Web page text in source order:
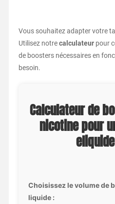
Vous souhaitez adapter votre
Utilisez notrecalculateurpour
de boosters nécessaires en
besoin.
Calculateur de
nicotine pour
eliquide
Choisissez le volume de
liquide :